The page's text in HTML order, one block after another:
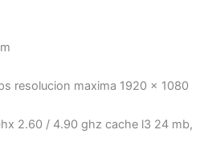
resolucion maxima 1920 x 1080
2.60 / 4.90 ghz cache l3 24 mb,